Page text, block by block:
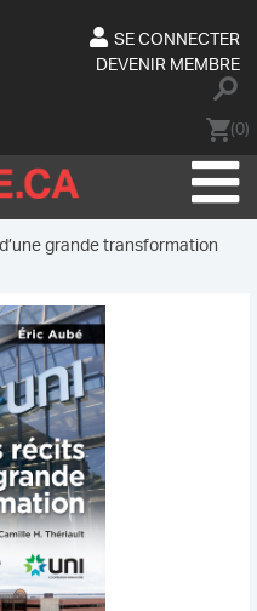
SE CONNECTER
DEVENIR MEMBRE
(0)
grande transformation